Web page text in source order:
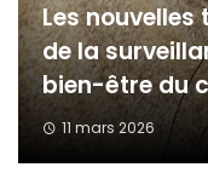
Les
de la
bien-être du
11 mars 2026